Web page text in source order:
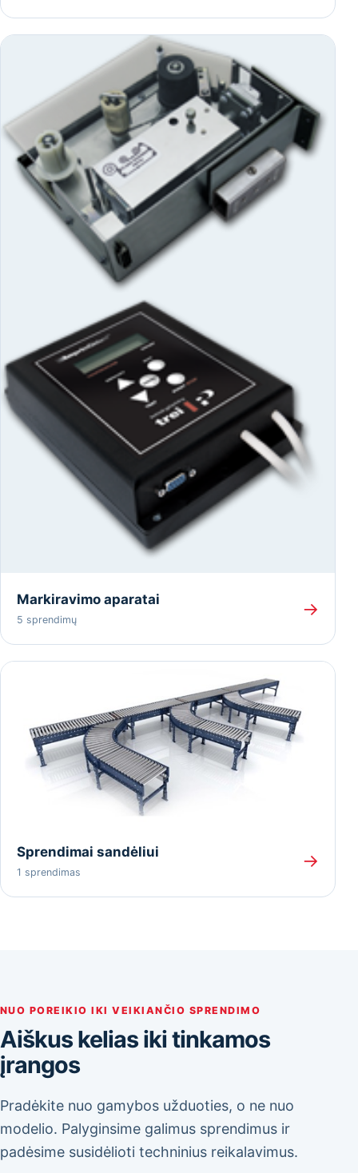
Markiravimo aparatai
5 sprendimų
→
Sprendimai sandėliui
1 sprendimas
→
NUO POREIKIO IKI VEIKIANČIO SPRENDIMO
Aiškus kelias iki tinkamos
įrangos
Pradėkite nuo gamybos užduoties, o ne nuo
modelio. Palyginsime galimus sprendimus ir
padėsime susidėlioti techninius reikalavimus.